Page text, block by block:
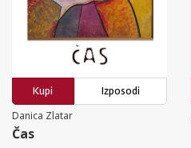
Kupi
Izposodi
Danica Zlatar
Čas